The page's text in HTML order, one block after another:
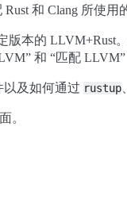
和 Clang 所使用
版本的 LLVM+Rust
和 “匹配
以及如何通过 rustup
。